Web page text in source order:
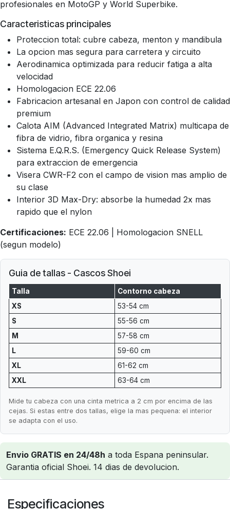
profesionales en MotoGP y World Superbike.
Caracteristicas principales
Proteccion total: cubre cabeza, menton y mandibula
La opcion mas segura para carretera y circuito
Aerodinamica optimizada para reducir fatiga a alta
velocidad
Homologacion ECE 22.06
Fabricacion artesanal en Japon con control de calidad
premium
Calota AIM (Advanced Integrated Matrix) multicapa de
fibra de vidrio, fibra organica y resina
Sistema E.Q.R.S. (Emergency Quick Release System)
para extraccion de emergencia
Visera CWR-F2 con el campo de vision mas amplio de
su clase
Interior 3D Max-Dry: absorbe la humedad 2x mas
rapido que el nylon
Certificaciones: ECE 22.06 | Homologacion SNELL
(segun modelo)
Guia de tallas - Cascos Shoei
Talla
Contorno cabeza
XS
53-54 cm
S
55-56 cm
M
57-58 cm
L
59-60 cm
XL
61-62 cm
XXL
63-64 cm
Mide tu cabeza con una cinta metrica a 2 cm por encima de las
cejas. Si estas entre dos tallas, elige la mas pequena: el interior
se adapta con el uso.
Envio GRATIS en 24/48h a toda Espana peninsular.
Garantia oficial Shoei. 14 dias de devolucion.
Especificaciones